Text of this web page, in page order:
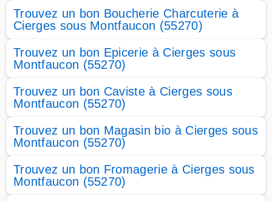
Trouvez un bon Boucherie Charcuterie à
Cierges sous Montfaucon (55270)
Trouvez un bon Epicerie à Cierges sous
Montfaucon (55270)
Trouvez un bon Caviste à Cierges sous
Montfaucon (55270)
Trouvez un bon Magasin bio à Cierges sous
Montfaucon (55270)
Trouvez un bon Fromagerie à Cierges sous
Montfaucon (55270)